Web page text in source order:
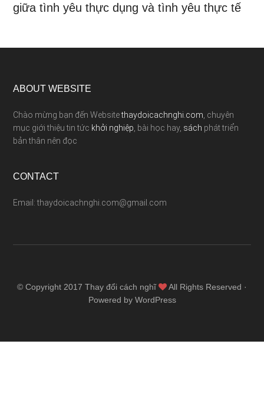
giữa tình yêu thực dụng và tình yêu thực tế
ABOUT WEBSITE
Chào mừng bạn đến Websitethaydoicachnghi.com, chuyên
mục giới thiệu tin tức khởi nghiệp, bài học hay, sách phát triển
bản thân nên đọc
CONTACT
Email: thaydoicachnghi.com@gmail.com
© Copyright 2017 Thay đổi cách nghĩ
All Rights Reserved ·
Powered by WordPress